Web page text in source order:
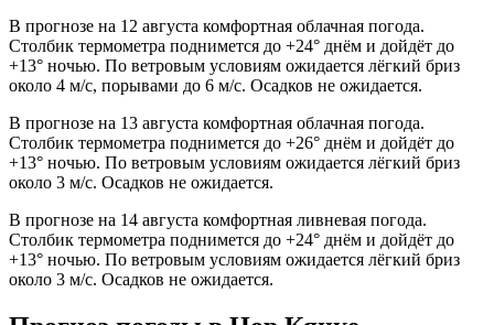
В прогнозе на 12 августа комфортная облачная погода.
Столбик термометра поднимется до +24° днём и дойдёт до
+13° ночью. По ветровым условиям ожидается лёгкий бриз
около 4 м/с, порывами до 6 м/с. Осадков не ожидается.
В прогнозе на 13 августа комфортная облачная погода.
Столбик термометра поднимется до +26° днём и дойдёт до
+13° ночью. По ветровым условиям ожидается лёгкий бриз
около 3 м/с. Осадков не ожидается.
В прогнозе на 14 августа комфортная ливневая погода.
Столбик термометра поднимется до +24° днём и дойдёт до
+13° ночью. По ветровым условиям ожидается лёгкий бриз
около 3 м/с. Осадков не ожидается.